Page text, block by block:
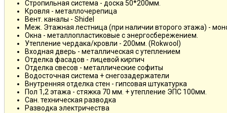
Стропильная система - доска 50*200мм.
Кровля - металлочерепица
Вент. каналы - Shidel
Меж. Этажная лестница (при наличии второго этажа) -
Окна - металлопластиковые с энергосбережением.
Утепление чердака/кровли - 200мм. (Rokwool)
Входная дверь - металлическая с утеплением
Отделка фасадов - лицевой кирпич
Отделка свесов - металлические софиты
Водосточная система + снегозадержатели
Внутренняя отделка стен - гипсовая штукатурка
Пол 1,2 этажа - стяжка 70 мм. + утепление ЭПС 100мм.
Сан. техническая разводка
Разводка электричества